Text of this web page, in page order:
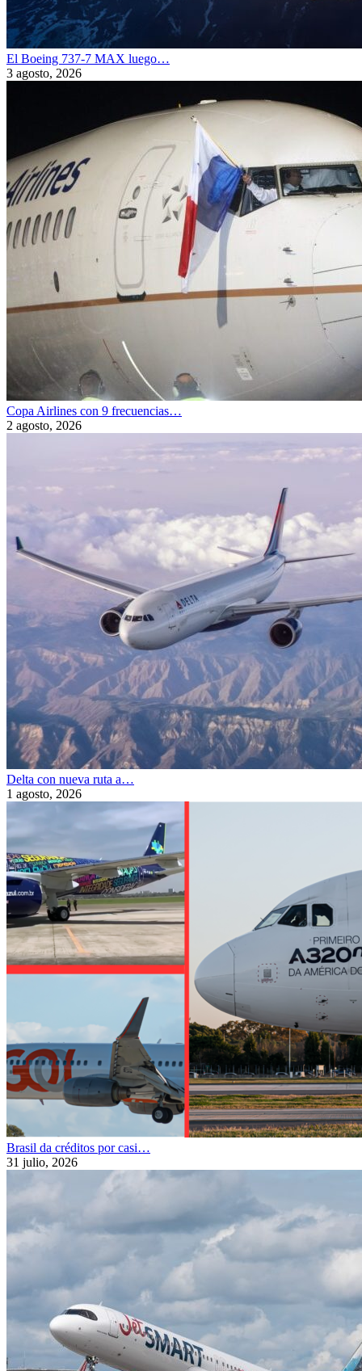
El Boeing 737-7 MAX luego…
3 agosto, 2026
Copa Airlines con 9 frecuencias…
2 agosto, 2026
Delta con nueva ruta a…
1 agosto, 2026
Brasil da créditos por casi…
31 julio, 2026